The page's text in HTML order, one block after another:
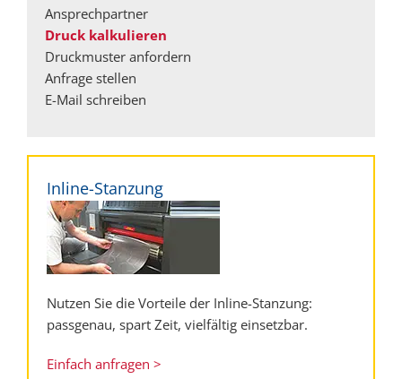
Ansprechpartner
Druck kalkulieren
Druckmuster anfordern
Anfrage stellen
E-Mail schreiben
Inline-Stanzung
Nutzen Sie die Vorteile der Inline-Stanzung:
passgenau, spart Zeit, vielfältig einsetzbar.
Einfach anfragen >